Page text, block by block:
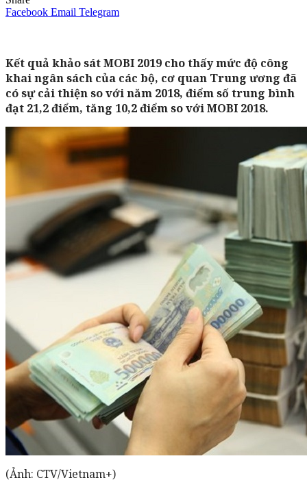
Facebook Email Telegram
Kết quả khảo sát MOBI 2019 cho thấy mức độ công
khai ngân sách của các bộ, cơ quan Trung ương đã
có sự cải thiện so với năm 2018, điểm số trung bình
đạt 21,2 điểm, tăng 10,2 điểm so với MOBI 2018.
(Ảnh: CTV/Vietnam+)